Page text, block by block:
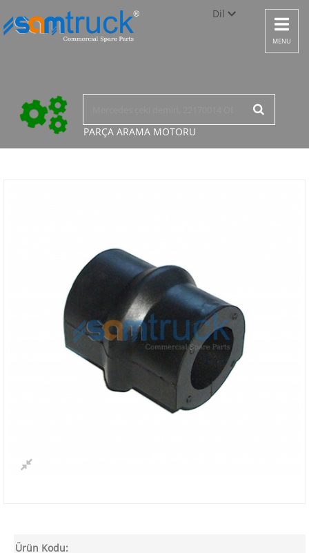
Dil
Türkçe
English
Toggle
MENU
PARÇA ARAMA MOTORU
Ürün Kodu: